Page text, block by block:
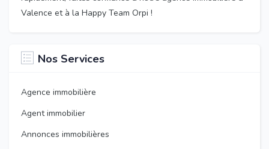
Valence et à la Happy Team Orpi !
Nos Services
Agence immobilière
Agent immobilier
Annonces immobilières